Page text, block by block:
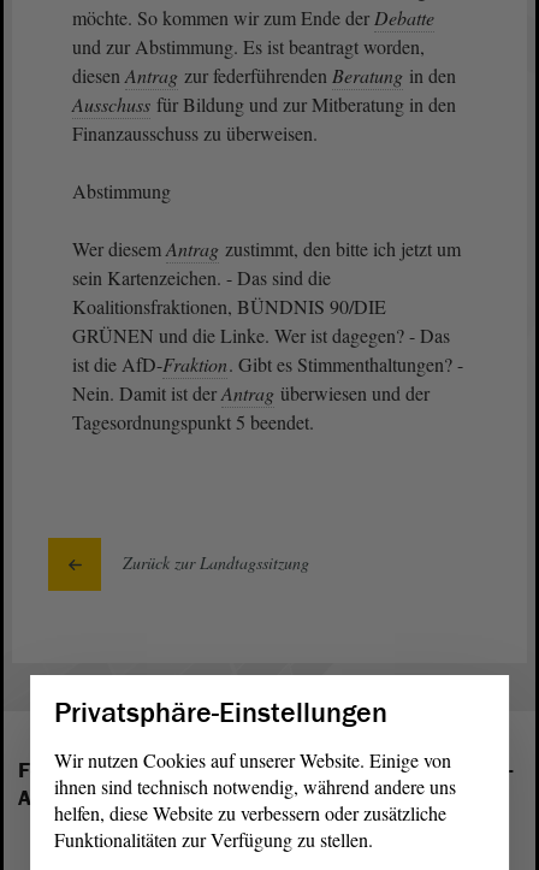
möchte. So kommen wir zum Ende der Debatte
und zur Abstimmung. Es ist beantragt worden,
diesen Antrag zur federführenden Beratung in den
Ausschuss für Bildung und zur Mitberatung in den
Finanzausschuss zu überweisen.
Abstimmung
Wer diesemAntrag zustimmt, den bitte ich jetzt um
sein Kartenzeichen. - Das sind die
Koalitionsfraktionen, BÜNDNIS 90/DIE
GRÜNEN und die Linke. Wer ist dagegen? - Das
ist die AfD-Fraktion. Gibt es Stimmenthaltungen? -
Nein. Damit ist derAntrag überwiesen und der
Tagesordnungspunkt 5 beendet.
Zurück zur Landtagssitzung
Folgende Fraktionen sind im Landtag von Sachsen-
Anhalt vertreten:
Privatsphäre-Einstellungen
Wir nutzen Cookies auf unserer Website. Einige von
ihnen sind technisch notwendig, während andere uns
helfen, diese Website zu verbessern oder zusätzliche
Funktionalitäten zur Verfügung zu stellen.